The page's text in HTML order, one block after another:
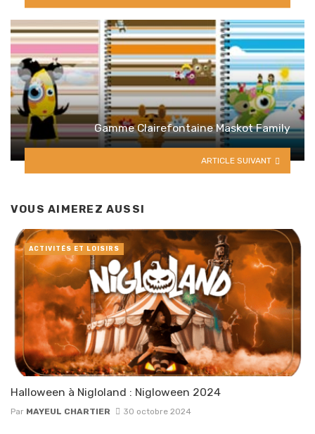
Gamme Clairefontaine Maskot Family
ARTICLE SUIVANT
VOUS AIMEREZ AUSSI
Halloween à Nigloland : Nigloween 2024
Par MAYEUL CHARTIER 30 octobre 2024
ACTIVITÉS ET LOISIRS